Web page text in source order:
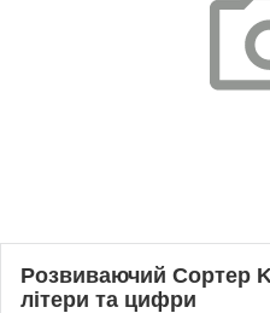
Розвиваючий Сортер
літери та цифри